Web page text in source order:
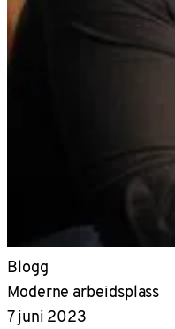
Blogg
Moderne arbeidsplass
7 juni 2023